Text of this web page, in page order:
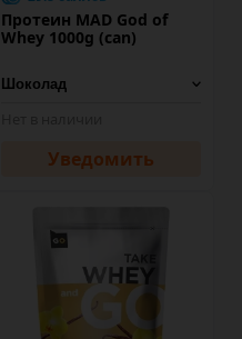
Протеин MAD God of
Whey 1000g (can)
Уведомить